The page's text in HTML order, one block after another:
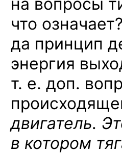
что
да принцип
энергия
т. е. доп.
двигатель.
в котором